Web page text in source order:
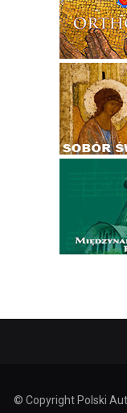
© Copyright Polski